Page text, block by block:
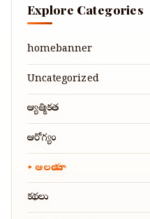
Explore Categories
homebanner
Uncategorized
ఆధ్యాత్మికత
ఆరోగ్యం
ఆలయాలు
కథలు